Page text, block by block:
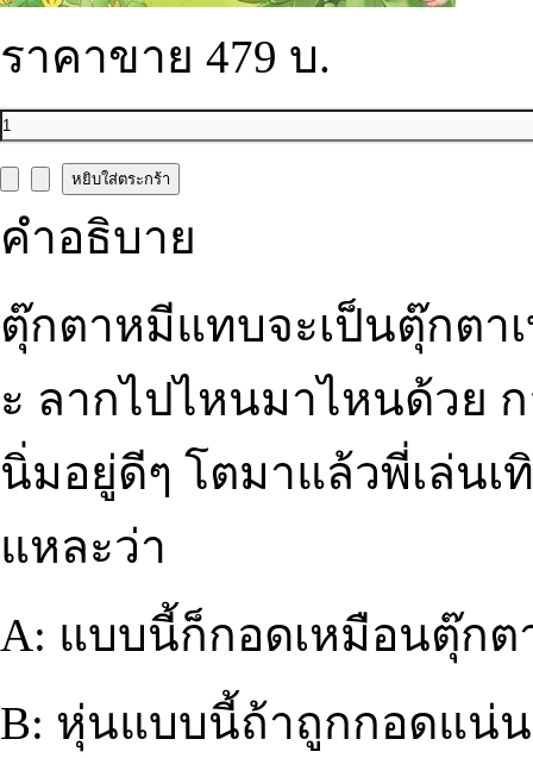
ราคาขาย 479 บ.
คำอธิบาย
ตุ๊กตาหมีแทบจะเป็นตุ๊กตา
ะ ลากไปไหนมาไหนด้วย
นิ่มอยู่ดีๆ โตมาแล้วพี่เล่นเ
แหละว่า
A: แบบนี้ก็กอดเหมือนตุ๊ก
B: หุ่นแบบนี้ถ้าถูกกอดแน่น